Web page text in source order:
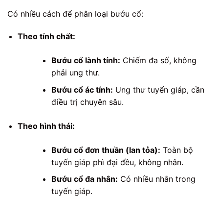
Có nhiều cách để phân loại bướu cổ:
Theo tính chất:
Bướu cổ lành tính: Chiếm đa số, không
phải ung thư.
Bướu cổ ác tính: Ung thư tuyến giáp, cần
điều trị chuyên sâu.
Theo hình thái:
Bướu cổ đơn thuần (lan tỏa): Toàn bộ
tuyến giáp phì đại đều, không nhân.
Bướu cổ đa nhân: Có nhiều nhân trong
tuyến giáp.